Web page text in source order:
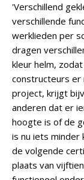
'Verschillend
verschillende
werklieden per
dragen
kleur helm,
constructeurs er
project, krijgt
anderen dat er
hoogte is of de
is nu iets minder
de volgende
plaats van